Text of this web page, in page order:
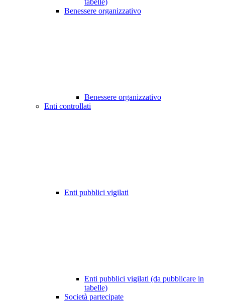
tabelle)
Benessere organizzativo
Benessere organizzativo
Enti controllati
Enti pubblici vigilati
Enti pubblici vigilati (da pubblicare in
tabelle)
Società partecipate